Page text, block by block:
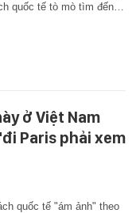
quốc tế tò mò tìm đến…
ở Việt Nam
Paris phải xem
quốc tế "ám ảnh" theo